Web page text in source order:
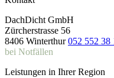
DachDicht GmbH
Zürcherstrasse 56
8406 Winterthur 052 552 38
bei Notfällen
Leistungen in Ihrer Region